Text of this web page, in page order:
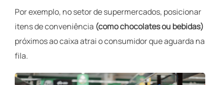
Por exemplo, no setor de supermercados, posicionar
itens de conveniência (como chocolates ou bebidas)
próximos ao caixa atrai o consumidor que aguarda na
fila.